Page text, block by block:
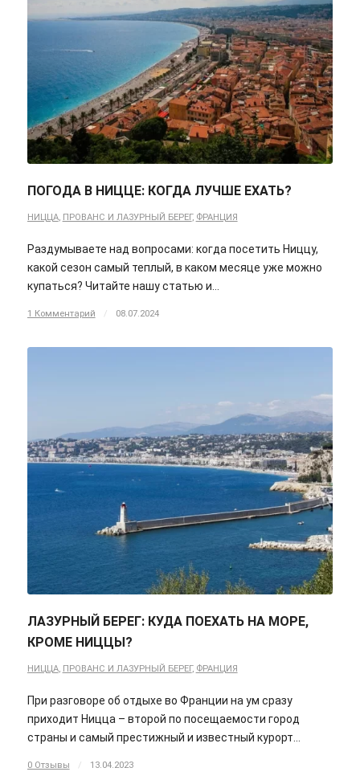
ПОГОДА В НИЦЦЕ: КОГДА ЛУЧШЕ ЕХАТЬ?
НИЦЦА, ПРОВАНС И ЛАЗУРНЫЙ БЕРЕГ, ФРАНЦИЯ
Раздумываете над вопросами: когда посетить Ниццу,
какой сезон самый теплый, в каком месяце уже можно
купаться? Читайте нашу статью и…
1 Комментарий / 08.07.2024
ЛАЗУРНЫЙ БЕРЕГ: КУДА ПОЕХАТЬ НА МОРЕ,
КРОМЕ НИЦЦЫ?
НИЦЦА, ПРОВАНС И ЛАЗУРНЫЙ БЕРЕГ, ФРАНЦИЯ
При разговоре об отдыхе во Франции на ум сразу
приходит Ницца – второй по посещаемости город
страны и самый престижный и известный курорт…
0 Отзывы / 13.04.2023